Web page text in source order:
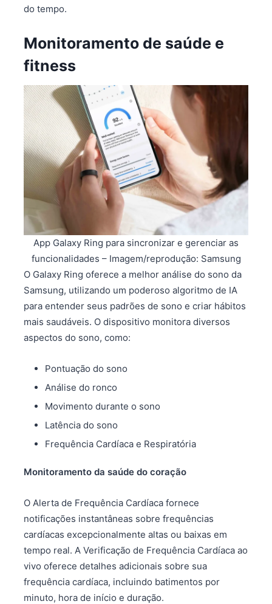
do tempo.
Monitoramento de saúde e
fitness
App Galaxy Ring para sincronizar e gerenciar as
funcionalidades – Imagem/reprodução: Samsung
O Galaxy Ring oferece a melhor análise do sono da
Samsung, utilizando um poderoso algoritmo de IA
para entender seus padrões de sono e criar hábitos
mais saudáveis. O dispositivo monitora diversos
aspectos do sono, como:
Pontuação do sono
Análise do ronco
Movimento durante o sono
Latência do sono
Frequência Cardíaca e Respiratória
Monitoramento da saúde do coração
O Alerta de Frequência Cardíaca fornece
notificações instantâneas sobre frequências
cardíacas excepcionalmente altas ou baixas em
tempo real. A Verificação de Frequência Cardíaca ao
vivo oferece detalhes adicionais sobre sua
frequência cardíaca, incluindo batimentos por
minuto, hora de início e duração.